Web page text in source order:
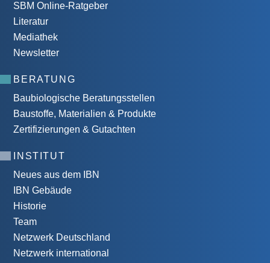
SBM Online-Ratgeber
Literatur
Mediathek
Newsletter
BERATUNG
Baubiologische Beratungsstellen
Baustoffe, Materialien & Produkte
Zertifizierungen & Gutachten
INSTITUT
Neues aus dem IBN
IBN Gebäude
Historie
Team
Netzwerk Deutschland
Netzwerk international